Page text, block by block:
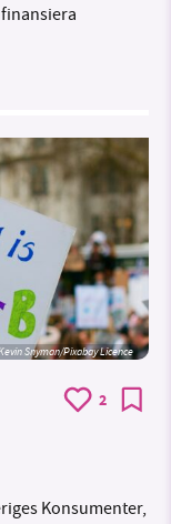
Snyman/Pixabay Licence
2
Konsumenter,